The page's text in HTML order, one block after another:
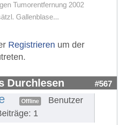
Tumorentfernung 2002
Gallenblase...
Registrieren um der
Durchlesen #567
Offline
Benutzer
1